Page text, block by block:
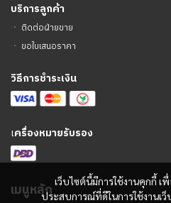
เว็บไซต์นี้มีการใช้งานคุกกี้
ประสบการณ์ที่ดีในการใช้งานเ
บริการลูกค้า
ㆍ ติดต่อฝ่ายขาย
ㆍ ขอใบเสนอราคา
วิธีการชำระเงิน
เครื่องหมายรับรอง
เมนูหลัก